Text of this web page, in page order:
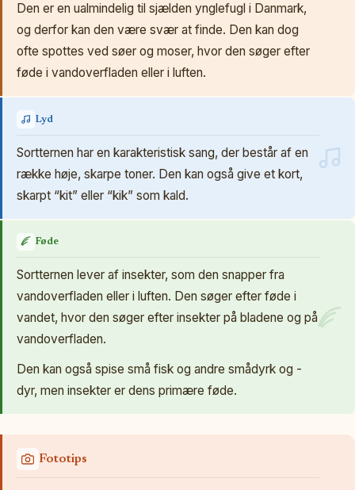
Den er en ualmindelig til sjælden ynglefugl i Danmark,
og derfor kan den være svær at finde. Den kan dog
ofte spottes ved søer og moser, hvor den søger efter
føde i vandoverfladen eller i luften.
Lyd
Sortternen har en karakteristisk sang, der består af en
række høje, skarpe toner. Den kan også give et kort,
skarpt “kit” eller “kik” som kald.
Føde
Sortternen lever af insekter, som den snapper fra
vandoverfladen eller i luften. Den søger efter føde i
vandet, hvor den søger efter insekter på bladene og på
vandoverfladen.
Den kan også spise små fisk og andre smådyrk og -
dyr, men insekter er dens primære føde.
Fototips